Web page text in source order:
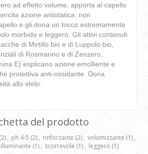
ad effetto volume, apporta al capello
azione antistatica; non
e gli dona un tocco estremamente
morbido e leggero. Gli attivi contenuti
di Mirtillo bio e di Luppolo bio,
di Rosmarino e di Zenzero,
E) esplicano azione emolliente e
protettiva anti-ossidante. Dona
allo stelo.
del prodotto
(2) , ph 4-5 (2) , rinforzante (2) , volumizzante (1) ,
illuminante (1) , scorrevole (1) , leggero (1)